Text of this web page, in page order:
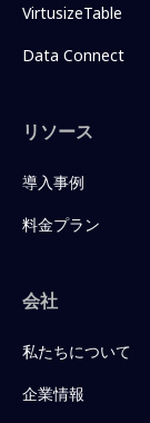
VirtusizeTable
Data Connect
リソース
導入事例
料金プラン
会社
私たちについて
企業情報